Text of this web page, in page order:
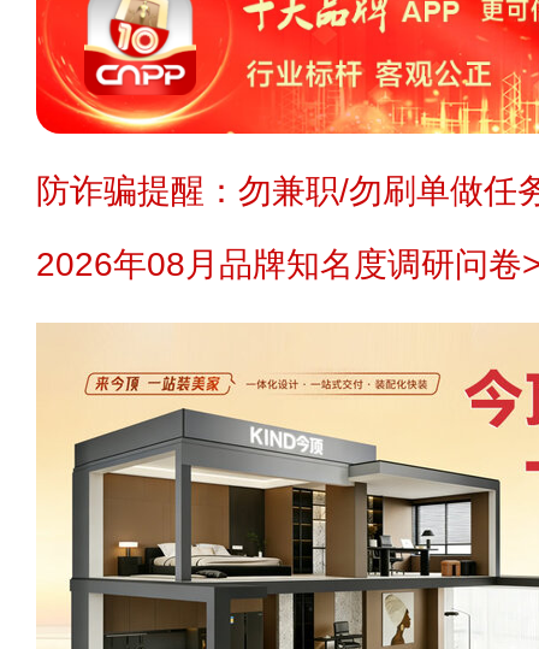
防诈骗提醒：勿兼职/勿刷单做任
2026年08月品牌知名度调研问卷